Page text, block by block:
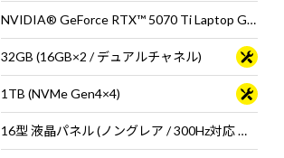
NVIDIA® GeForce RTX™ 5070 Ti Laptop GPU
32GB (16GB×2 / デュアルチャネル)
1TB (NVMe Gen4×4)
16型 液晶パネル (ノングレア / 300Hz対応 ※MS Hybrid時は240Hzで駆動 / sRGB比100%対応)